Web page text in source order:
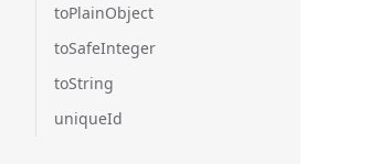
toPlainObject
toSafeInteger
toString
uniqueId